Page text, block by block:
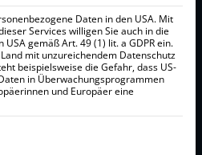
Daten in den USA. Mit
Services willigen Sie auch in die
gemäß Art. 49 (1) lit. a GDPR ein.
mit unzureichendem Datenschutz
beispielsweise die Gefahr, dass US-
in Überwachungsprogrammen
und Europäer eine
Gruppen, für die eine